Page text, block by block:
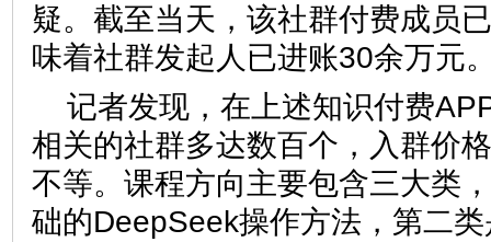
疑。截至当天，该社群付费成员
味着社群发起人已进账30余万元
记者发现，在上述知识付费
相关的社群多达数百个，入群价
不等。课程方向主要包含三大类
础的DeepSeek操作方法，第二